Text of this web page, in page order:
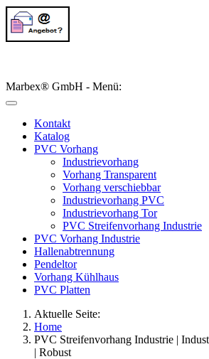
Marbex® GmbH - Menü:
Kontakt
Katalog
PVC Vorhang
Industrievorhang
Vorhang Transparent
Vorhang verschiebbar
Industrievorhang PVC
Industrievorhang Tor
PVC Streifenvorhang Industrie
PVC Vorhang Industrie
Hallenabtrennung
Pendeltor
Vorhang Kühlhaus
PVC Platten
Aktuelle Seite:
Home
PVC Streifenvorhang Industrie |
| Robust